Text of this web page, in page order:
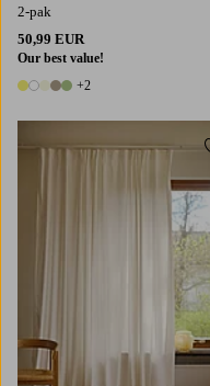
2-pak
50,99 EUR
Our best value!
7 kleuren
+2